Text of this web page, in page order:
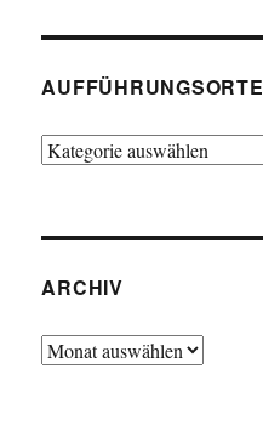
AUFFÜHRUNGSORTE
Aufführungsorte
ARCHIV
Archiv